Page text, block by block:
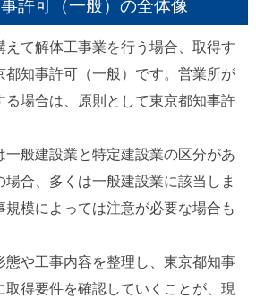
許可（一般）の全体像
えて解体工事業を行う場合、取得す
都知事許可（一般）です。営業所が
る場合は、原則として東京都知事許
一般建設業と特定建設業の区分があ
場合、多くは一般建設業に該当しま
模によっては注意が必要な場合も
態や工事内容を整理し、東京都知事
得要件を確認していくことが、現